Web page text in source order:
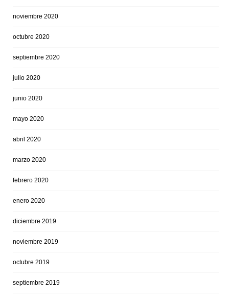
noviembre 2020
octubre 2020
septiembre 2020
julio 2020
junio 2020
mayo 2020
abril 2020
marzo 2020
febrero 2020
enero 2020
diciembre 2019
noviembre 2019
octubre 2019
septiembre 2019